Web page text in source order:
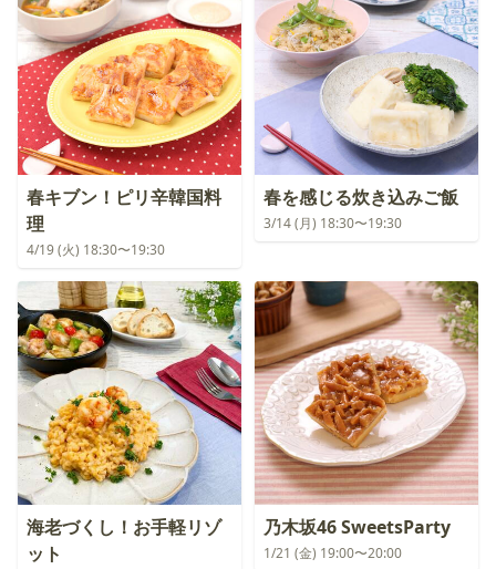
春キブン！ピリ辛韓国料
理
4/19 (火) 18:30〜19:30
春を感じる炊き込みご飯
3/14 (月) 18:30〜19:30
海老づくし！お手軽リゾ
ット
乃木坂46 SweetsParty
1/21 (金) 19:00〜20:00